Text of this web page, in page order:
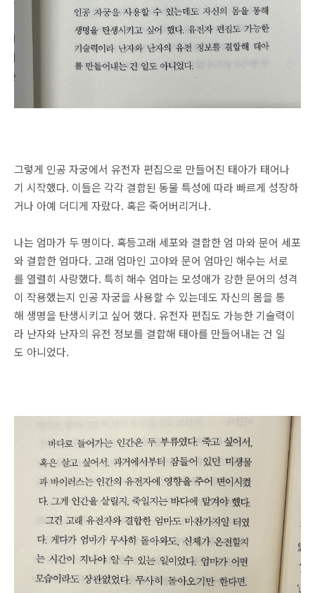
그렇게 인공 자궁에서 유전자 편집으로 만들어진 태아가 태어나
기 시작했다. 이들은 각각 결합된 동물 특성에 따라 빠르게 성장하
거나 아예 더디게 자랐다. 혹은 죽어버리거나.
나는 엄마가 두 명이다. 혹등고래 세포와 결합한 엄 마와 문어 세포
와 결합한 엄마다. 고래 엄마인 고야와 문어 엄마인 해수는 서로
를 열렬히 사랑했다. 특히 해수 엄마는 모성애가 강한 문어의 성격
이 작용했는지 인공 자궁을 사용할 수 있는데도 자신의 몸을 통
해 생명을 탄생시키고 싶어 했다. 유전자 편집도 가능한 기술력이
라 난자와 난자의 유전 정보를 결합해 태아를 만들어내는 건 일
도 아니었다.